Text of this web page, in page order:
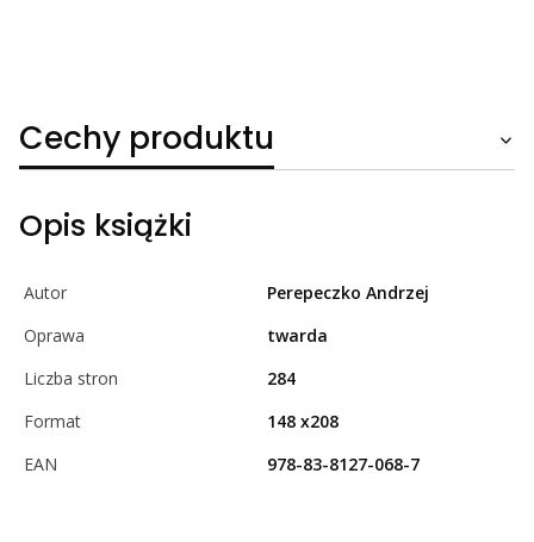
Cechy produktu
Opis książki
Autor
Perepeczko Andrzej
Oprawa
twarda
Liczba stron
284
Format
148 x208
EAN
978-83-8127-068-7